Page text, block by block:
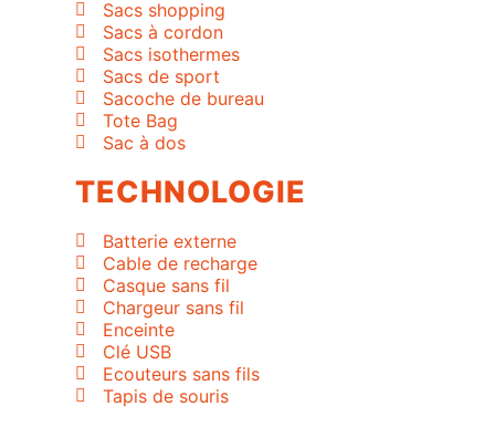
Sacs shopping
Sacs à cordon
Sacs isothermes
Sacs de sport
Sacoche de bureau
Tote Bag
Sac à dos
TECHNOLOGIE
Batterie externe
Cable de recharge
Casque sans fil
Chargeur sans fil
Enceinte
Clé USB
Ecouteurs sans fils
Tapis de souris